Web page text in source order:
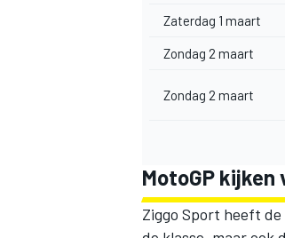
Zaterdag 1 maart
Zondag 2 maart
Zondag 2 maart
MotoGP kijken
Ziggo Sport heeft